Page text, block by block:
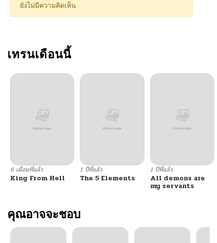
ยังไม่มีความคิดเห็น
เทรนเดือนนี้
6 เดือนที่แล้ว
King From Hell
1 ปีที่แล้ว
The 5 Elements
1 ปีที่แล้ว
All demons are
my servants
คุณอาจจะชอบ